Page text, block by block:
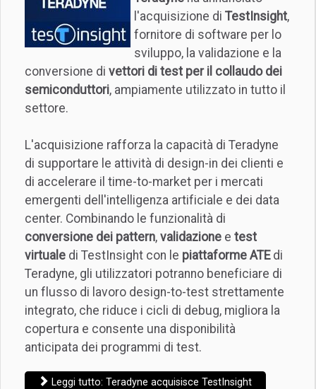
l'acquisizione di TestInsight,
fornitore di software per lo
sviluppo, la validazione e la
conversione di vettori di test per il collaudo dei
semiconduttori, ampiamente utilizzato in tutto il
settore.
L'acquisizione rafforza la capacità di Teradyne
di supportare le attività di design-in dei clienti e
di accelerare il time-to-market per i mercati
emergenti dell'intelligenza artificiale e dei data
center. Combinando le funzionalità di
conversione dei pattern, validazione e test
virtuale di TestInsight con le piattaforme ATEdi
Teradyne, gli utilizzatori potranno beneficiare di
un flusso di lavoro design-to-test strettamente
integrato, che riduce i cicli di debug, migliora la
copertura e consente una disponibilità
anticipata dei programmi di test.
Leggi tutto: Teradyne acquisisce TestInsight